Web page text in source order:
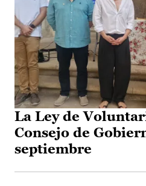
La Ley de
Consejo de
septiembre